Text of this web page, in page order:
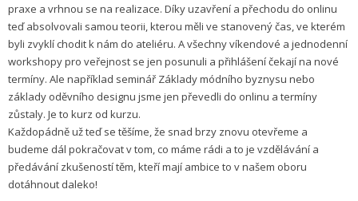
praxe a vrhnou se na realizace. Díky uzavření a přechodu do onlinu
teď absolvovali samou teorii, kterou měli ve stanovený čas, ve kterém
byli zvyklí chodit k nám do ateliéru. A všechny víkendové a jednodenní
workshopy pro veřejnost se jen posunuli a přihlášení čekají na nové
termíny. Ale například seminář Základy módního byznysu nebo
základy oděvního designu jsme jen převedli do onlinu a termíny
zůstaly. Je to kurz od kurzu.
Každopádně už teď se těšíme, že snad brzy znovu otevřeme a
budeme dál pokračovat v tom, co máme rádi a to je vzdělávání a
předávání zkušeností těm, kteří mají ambice to v našem oboru
dotáhnout daleko!